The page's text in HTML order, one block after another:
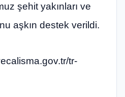
şehit yakınları ve
aşkın destek verildi.
tr-